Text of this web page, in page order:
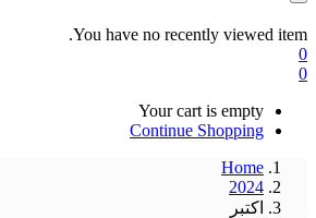
You have no recently viewed item.
0
0
Your cart is empty
Continue Shopping
Home
2024
اکتبر